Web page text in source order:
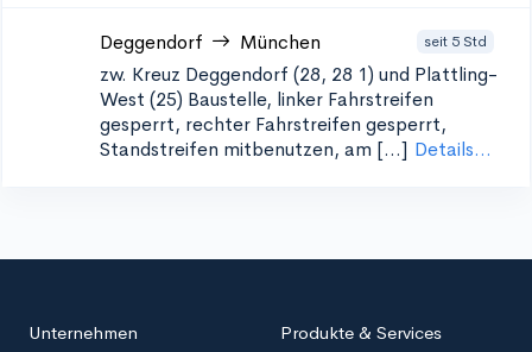
Deggendorf München seit 5 Std
zw. Kreuz Deggendorf (28, 28 1) und Plattling-
West (25) Baustelle, linker Fahrstreifen
gesperrt, rechter Fahrstreifen gesperrt,
Standstreifen mitbenutzen, am [...] Details...
Unternehmen Produkte & Services